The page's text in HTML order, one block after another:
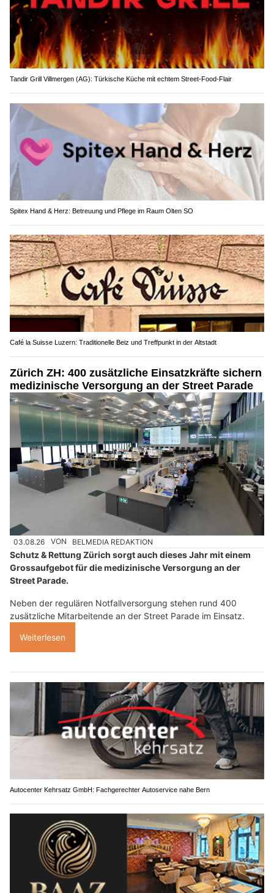
Tandir Grill Villmergen (AG): Türkische Küche mit echtem Street-Food-Flair
Spitex Hand & Herz: Betreuung und Pflege im Raum Olten SO
Café la Suisse Luzern: Traditionelle Beiz und Treffpunkt in der Altstadt
Zürich ZH: 400 zusätzliche Einsatzkräfte sichern
medizinische Versorgung an der Street Parade
03.08.26 VON BELMEDIA REDAKTION
Schutz & Rettung Zürich sorgt auch dieses Jahr mit einem
Grossaufgebot für die medizinische Versorgung an der
Street Parade.
Neben der regulären Notfallversorgung stehen rund 400
zusätzliche Mitarbeitende an der Street Parade im Einsatz.
Weiterlesen
Autocenter Kehrsatz GmbH: Fachgerechter Autoservice nahe Bern